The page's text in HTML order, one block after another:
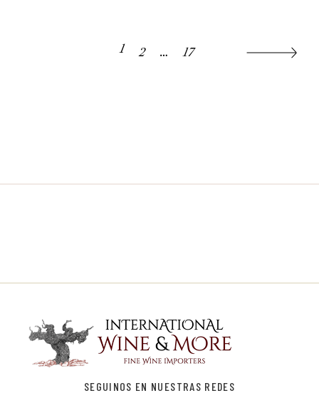
1 2 … 17
SEGUINOS EN NUESTRAS REDES